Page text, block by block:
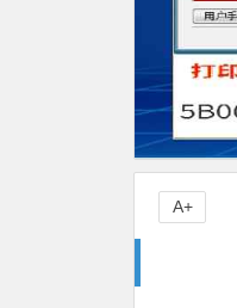
A+